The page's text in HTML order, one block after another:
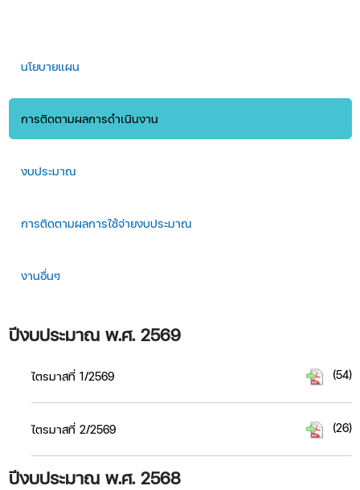
​​นโยบายแผน
การติดตามผลการดำเนินงาน
งบประมาณ
การติดตามผลการใช้จ่ายงบประมาณ
งานอื่นๆ
ปีงบประมาณ พ.ศ. 2569
ไตรมาสที่ 1/2569 (54)
ไตรมาสที่ 2/2569 (26)
ปีงบประมาณ พ.ศ. 2568